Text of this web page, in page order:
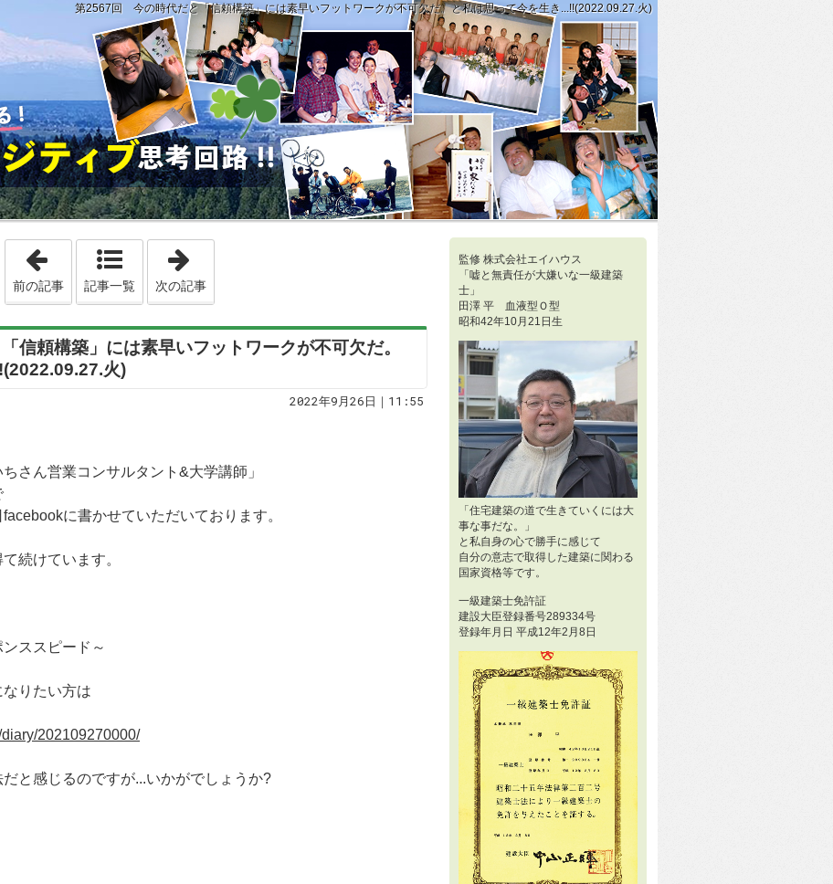
第2567回 今の時代だと「信頼構築」には素早いフットワークが不可欠だ。と私は思って今を生き...!!(2022.09.27.火)
「第2566回 ブログも毎日更新しているとなかなか文面が進まなくてつらい時もあります。しかし、毎日続けることに意義がある
前の記事 記事一覧 次の記事
頼構築」には素早いフットワークが不可欠だ。
火)
2022年9月26日｜11:55
さん営業コンサルタント&大学講師」
に書かせていただいております。
続けています。
ススピード～
りたい方は
202109270000/
と感じるのですが...いかがでしょうか?
監修 株式会社エイハウス
「嘘と無責任が大嫌いな一級建築
士」
田澤 平 血液型Ｏ型
昭和42年10月21日生
「住宅建築の道で生きていくには大
事な事だな。」
と私自身の心で勝手に感じて
自分の意志で取得した建築に関わる
国家資格等です。
一級建築士免許証
建設大臣登録番号289334号
登録年月日 平成12年2月8日